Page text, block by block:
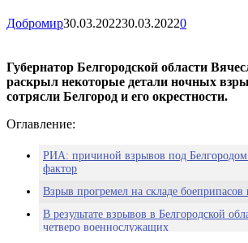
Добромир30.03.202230.03.20220
Губернатор Белгородской области
раскрыл некоторые детали ночных
сотрясли Белгород и его окрестности.
Оглавление:
РИА: причиной взрывов под Белгородом
фактор
Взрыв прогремел на складе
В результате взрывов в Белгородской
четверо военнослужащих